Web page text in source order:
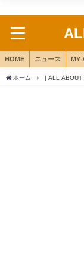
HOME ニュース MY
ホーム | ALL ABOUT